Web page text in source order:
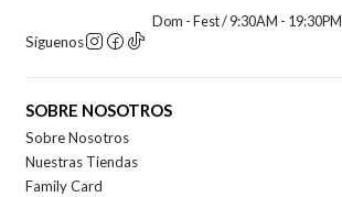
Dom - Fest / 9:30AM - 19:30PM
Síguenos
SOBRE NOSOTROS
Sobre Nosotros
Nuestras Tiendas
Family Card